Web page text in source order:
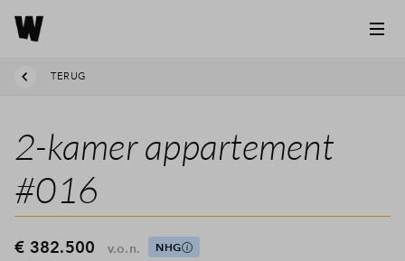
TERUG
2-kamer appartement
#016
€ 382.500 v.o.n. NHG